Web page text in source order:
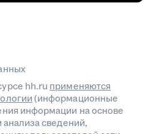
hh.ru применяются
(информационные
информации на основе
сведений,